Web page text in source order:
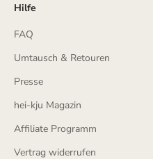
Hilfe
FAQ
Umtausch & Retouren
Presse
hei-kju Magazin
Affiliate Programm
Vertrag widerrufen